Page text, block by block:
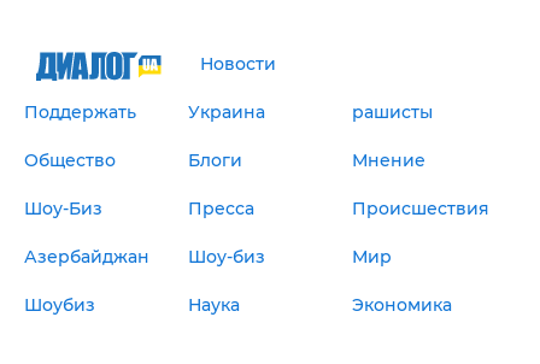
Новости
Поддержать Украина рашисты
Общество Блоги Мнение
Шоу-Биз Пресса Происшествия
Азербайджан Шоу-биз Мир
Шоубиз Наука Экономика